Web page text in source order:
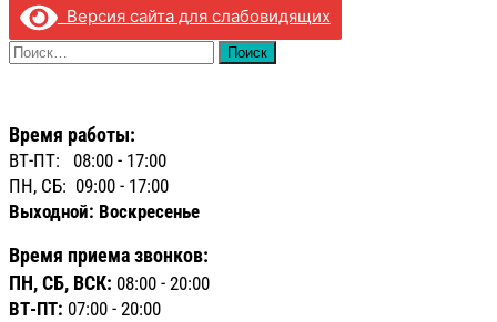
Версия сайта для слабовидящих
Найти:
Время работы:
ВТ-ПТ: 08:00 - 17:00
ПН, СБ: 09:00 - 17:00
Выходной: Воскресенье
Время приема звонков:
ПН, СБ, ВСК: 08:00 - 20:00
ВТ-ПТ: 07:00 - 20:00